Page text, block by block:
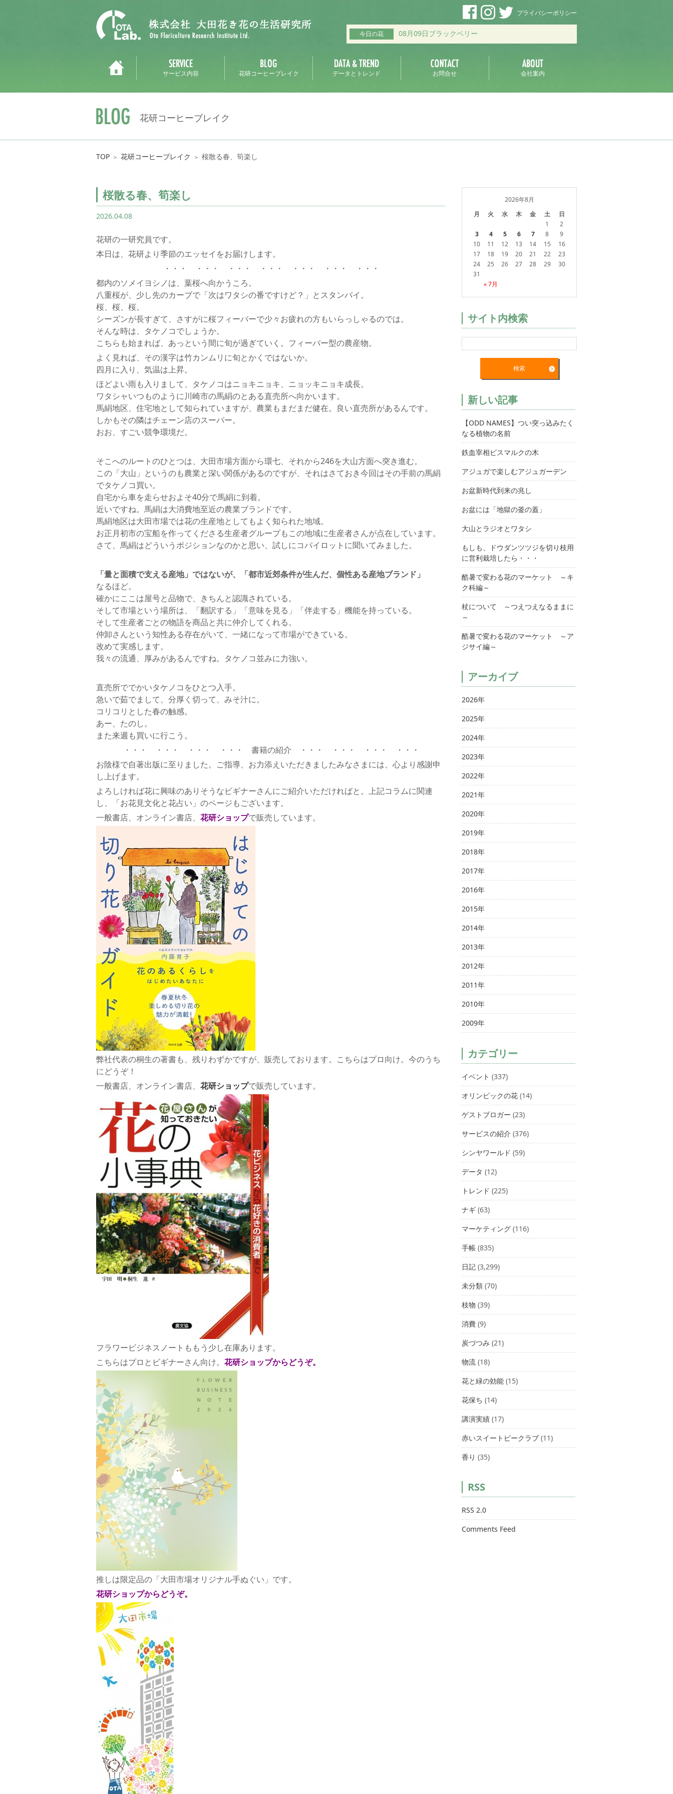
プライバシーポリシー
今日の花 08月09日ブラックベリー
サービス内容 花研コーヒーブレイク データとトレンド お問合せ 会社案内
花研コーヒーブレイク
TOP ＞ 花研コーヒーブレイク ＞ 桜散る春、筍楽し
桜散る春、筍楽し
2026.04.08
花研の一研究員です。
本日は、花研より季節のエッセイをお届けします。
・・・ ・・・ ・・・ ・・・ ・・・ ・・・ ・・・
都内のソメイヨシノは、葉桜へ向かうころ。
八重桜が、少し先のカーブで「次はワタシの番ですけど？」とスタンバイ。
桜、桜、桜。
シーズンが長すぎて、さすがに桜フィーバーで少々お疲れの方もいらっしゃるのでは。
そんな時は、タケノコでしょうか。
こちらも始まれば、あっという間に旬が過ぎていく。フィーバー型の農産物。
よく見れば、その漢字は竹カンムリに旬とかくではないか。
四月に入り、気温は上昇。
ほどよい雨も入りまして、タケノコはニョキニョキ、ニョッキニョキ成長。
ワタシャいつものように川崎市の馬絹のとある直売所へ向かいます。
馬絹地区、住宅地として知られていますが、農業もまだまだ健在。良い直売所があるんです。
しかもその隣はチェーン店のスーパー。
おお、すごい競争環境だ。
そこへのルートのひとつは、大田市場方面から環七、それから246を大山方面へ突き進む。
この「大山」というのも農業と深い関係があるのですが、それはさておき今回はその手前の馬絹
でタケノコ買い。
自宅から車を走らせおよそ40分で馬絹に到着。
近いですね。馬絹は大消費地至近の農業ブランドです。
馬絹地区は大田市場では花の生産地としてもよく知られた地域。
お正月初市の宝船を作ってくださる生産者グループもこの地域に生産者さんが点在しています。
さて、馬絹はどういうポジションなのかと思い、試しにコパイロットに聞いてみました。
「量と面積で支える産地」ではないが、「都市近郊条件が生んだ、個性ある産地ブランド」
なるほど。
確かにここは屋号と品物で、きちんと認識されている。
そして市場という場所は、「翻訳する」「意味を見る」「伴走する」機能を持っている。
そして生産者ごとの物語を商品と共に仲介してくれる。
仲卸さんという知性ある存在がいて、一緒になって市場ができている。
改めて実感します。
我々の流通、厚みがあるんですね。タケノコ並みに力強い。
直売所ででかいタケノコをひとつ入手。
急いで茹でまして、分厚く切って、みそ汁に。
コリコリとした春の触感。
あー、たのし。
また来週も買いに行こう。
・・・ ・・・ ・・・ ・・・ 書籍の紹介 ・・・ ・・・ ・・・ ・・・
お陰様で自著出版に至りました。ご指導、お力添えいただきましたみなさまには、心より感謝申
し上げます。
よろしければ花に興味のありそうなビギナーさんにご紹介いただければと。上記コラムに関連
し、「お花見文化と花占い」のページもございます。
一般書店、オンライン書店、 花研ショップで販売しています。
弊社代表の桐生の著書も、残りわずかですが、販売しております。こちらはプロ向け。今のうち
にどうぞ！
一般書店、オンライン書店、 花研ショップで販売しています。
フラワービジネスノートももう少し在庫あります。
こちらはプロとビギナーさん向け。 花研ショップからどうぞ。
推しは限定品の「大田市場オリジナル手ぬぐい」です。
花研ショップからどうぞ。
2026年8月
月
火 水 木 金 土 日
« 7月
1
2
3
4 5 6 7 8
9
10
11 12 13 14 15
16
17
18 19 20 21 22
23
24
25 26 27 28 29
30
31
サイト内検索
新しい記事
【ODD NAMES】つい突っ込みたく
なる植物の名前
鉄血宰相ビスマルクの木
アジュガで楽しむアジュガーデン
お盆新時代到来の兆し
お盆には「地獄の釜の蓋」
大山とラジオとワタシ
もしも、ドウダンツツジを切り枝用
に営利栽培したら・・・
酷暑で変わる花のマーケット ～キ
ク科編～
杖について ～つえつえなるままに
～
酷暑で変わる花のマーケット ～ア
ジサイ編～
アーカイブ
2026年
2025年
2024年
2023年
2022年
2021年
2020年
2019年
2018年
2017年
2016年
2015年
2014年
2013年
2012年
2011年
2010年
2009年
カテゴリー
イベント (337)
オリンピックの花 (14)
ゲストブロガー (23)
サービスの紹介 (376)
シンヤワールド (59)
データ (12)
トレンド (225)
ナギ (63)
マーケティング (116)
手帳 (835)
日記 (3,299)
未分類 (70)
枝物 (39)
消費 (9)
炭づつみ (21)
物流 (18)
花と緑の効能 (15)
花保ち (14)
講演実績 (17)
赤いスイートピークラブ (11)
香り (35)
RSS
RSS 2.0
Comments Feed